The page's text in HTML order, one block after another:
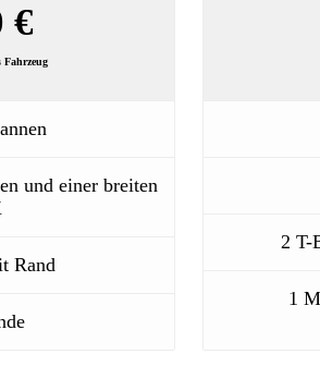
€
Fahrzeug
und einer breiten
Rand
2 T-
1